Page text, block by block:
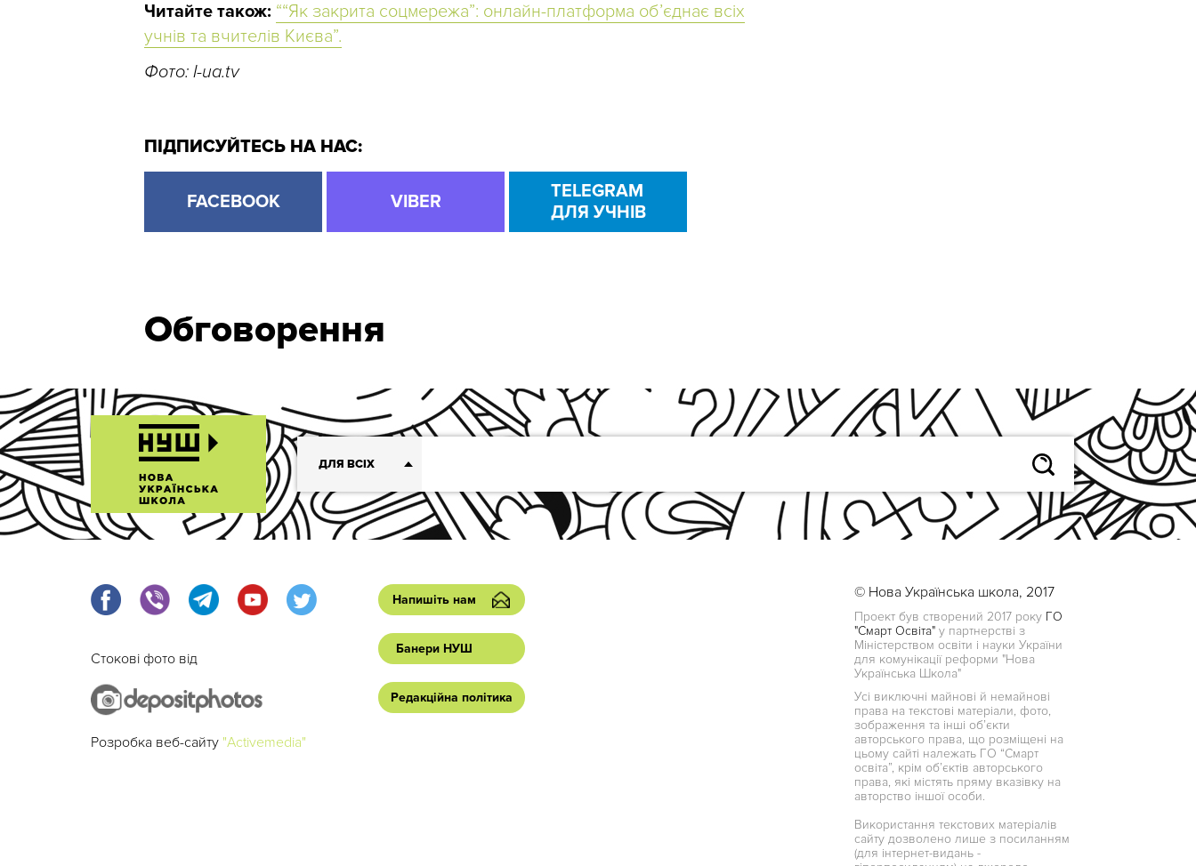
Читайте також: ““Як закрита соцмережа”: онлайн-платформа об’єднає всіх
учнів та вчителів Києва”.
Фото: I-ua.tv
ПІДПИСУЙТЕСЬ НА НАС:
FACEBOOK VIBER
TELEGRAM
ДЛЯ УЧНІВ
Обговорення
ДЛЯ ВСІХ
Стокові фото від
Розробка веб-сайту "Activemedia"
Напишіть нам
Банери НУШ
Редакційна політика
© Нова Українська школа, 2017
Проект був створений 2017 року ГО
"Смарт Освіта" у партнерстві з
Міністерством освіти і науки України
для комунікації реформи "Нова
Українська Школа"
Усі виключні майнові й немайнові
права на текстові матеріали, фото,
зображення та інші об’єкти
авторського права, що розміщені на
цьому сайті належать ГО “Смарт
освіта”, крім об’єктів авторського
права, які містять пряму вказівку на
авторство іншої особи.
Використання текстових матеріалів
сайту дозволено лише з посиланням
(для інтернет-видань -